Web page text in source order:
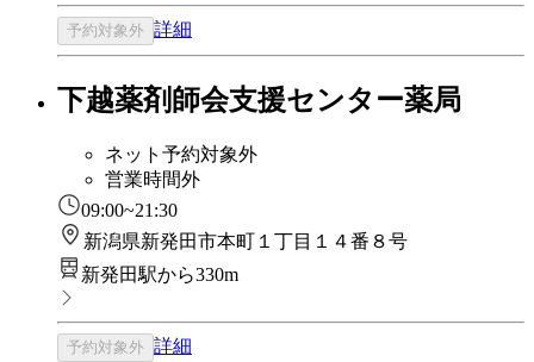
予約対象外 詳細
下越薬剤師会支援センター薬局
ネット予約対象外
営業時間外
09:00~21:30
新潟県新発田市本町１丁目１４番８号
新発田駅から330m
予約対象外 詳細